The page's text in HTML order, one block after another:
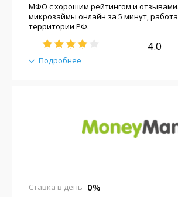
Подробнее
МФО с хорошим рейтингом и
микрозаймы онлайн за 5 минут,
территории РФ.
4.0
0%
Ставка в день